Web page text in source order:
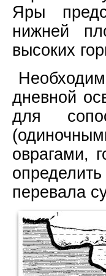
Яры
нижней
высоких
дневной
для
оврагами,
перевала